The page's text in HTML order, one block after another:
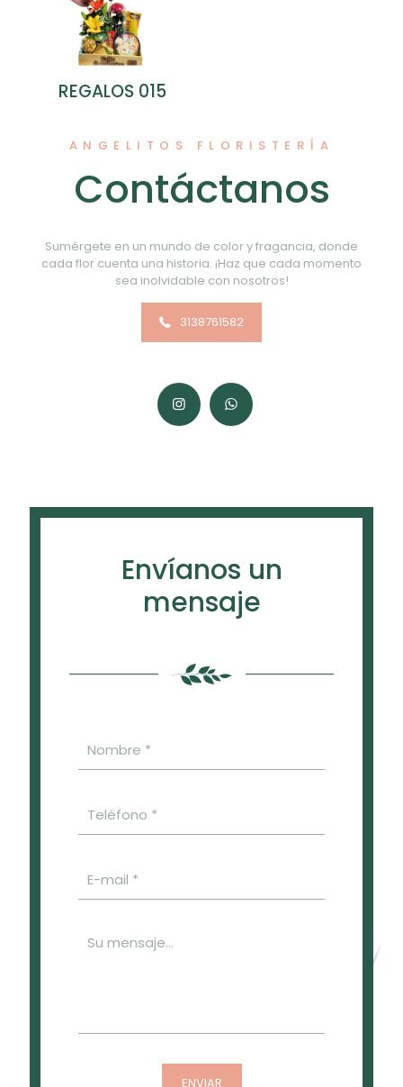
REGALOS 015
ANGELITOS FLORISTERÍA
Contáctanos
Sumérgete en un mundo de color y fragancia, donde
cada flor cuenta una historia. ¡Haz que cada momento
sea inolvidable con nosotros!
3138761582
Envíanos un
mensaje